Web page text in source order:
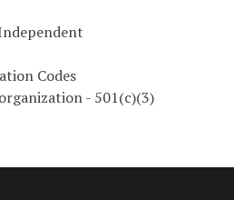
Codes
- 501(c)(3)